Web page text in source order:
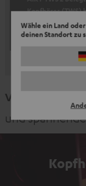
Wähle ein Land
deinen Standort zu
Kopfhörer (TWS)
Ohr 2025
AUDIO+stereoplay
Verwandte
und